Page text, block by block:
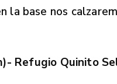
la base nos
Refugio Quinito